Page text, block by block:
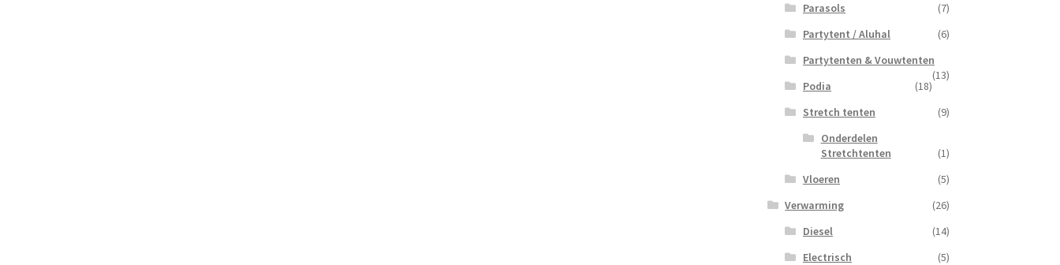
Parasols
(7)
Partytent / Aluhal
(6)
Partytenten & Vouwtenten
(13)
Podia
(18)
Stretch tenten
(9)
Onderdelen
Stretchtenten
(1)
Vloeren
(5)
Verwarming
(26)
Diesel
(14)
Electrisch
(5)